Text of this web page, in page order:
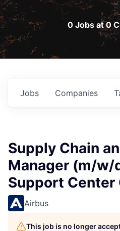
0 Jobs at 0
Jobs Companies
Supply Chain
Manager (m/
Support Center
Airbus
This job is no longer